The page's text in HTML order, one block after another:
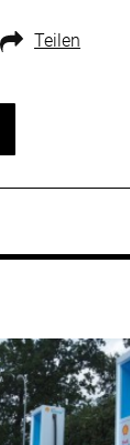
Teilen